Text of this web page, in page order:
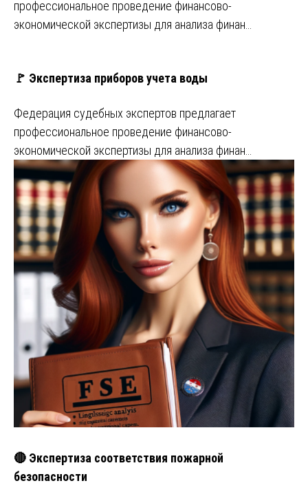
профессиональное проведение финансово-
экономической экспертизы для анализа финан…
🚩 Экспертиза приборов учета воды
Федерация судебных экспертов предлагает
профессиональное проведение финансово-
экономической экспертизы для анализа финан…
🔴 Экспертиза соответствия пожарной
безопасности